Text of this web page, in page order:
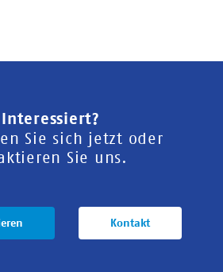
Interessiert?
Sie sich jetzt oder
Sie uns.
Kontakt